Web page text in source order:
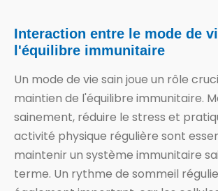
Interaction entre le mode de
l'équilibre immunitaire
Un mode de vie sain joue un rôle
maintien de l'équilibre immunitaire.
sainement, réduire le stress et
activité physique régulière sont
maintenir un système immunitaire
terme. Un rythme de sommeil